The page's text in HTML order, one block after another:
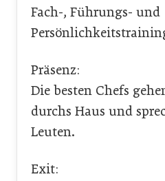
Fach-, Führungs- und
Präsenz:
Die besten Chefs
durchs Haus und
Leuten.
Exit: